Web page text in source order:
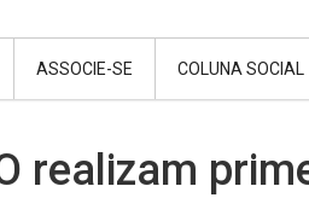
ASSOCIE-SE COLUNA SOCIAL
realizam